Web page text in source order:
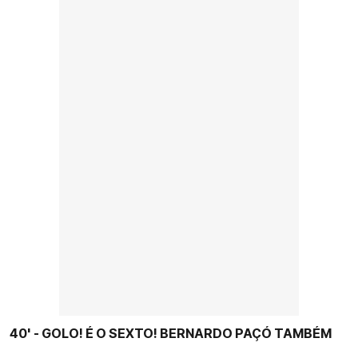
40' - GOLO! É O SEXTO! BERNARDO PAÇÓ TAMBÉM